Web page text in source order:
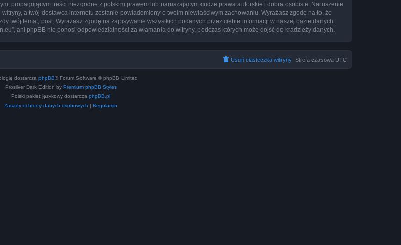
propagującym treści niezgodne z polskim prawem lub naruszającym cudze prawa autorskie i dobra osobiste. Naruszenie
a twój dostawca internetu zostanie powiadomiony o twoim niewłaściwym zachowaniu. Wyrażasz zgodę na to, że
twój temat, post. Wyrażasz zgodę na zapisywanie wszystkich podanych przez ciebie informacji w naszej bazie danych.
ani phpBB nie ponosi odpowiedzialności za włamania do witryny, podczas których może dojść do kradzieży danych.
Strefa czasowa UTC
Usuń ciasteczka witryny
dostarcza phpBB® Forum Software © phpBB Limited
Prosilver Dark Edition by Premium phpBB Styles
Polski pakiet językowy dostarcza phpBB.pl
Zasady ochrony danych osobowych | Regulamin